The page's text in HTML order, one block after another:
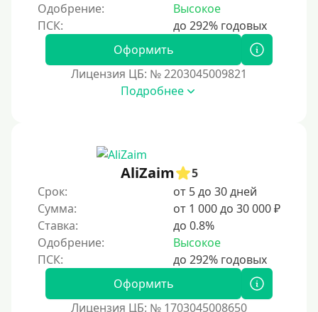
На полгода
180 дней
5 лет
Краткосрочные
Долгосрочные
Принятие решения
Одобрение:
Высокое
Оформить
Лицензия ЦБ: № 2203045009821
Подробнее
AliZaim
5
Срок:
от 5 до 30 дней
Сумма:
от 1 000 до 30 000 ₽
Ставка:
до 0.8%
Одобрение:
Высокое
Оформить
Лицензия ЦБ: № 1703045008650